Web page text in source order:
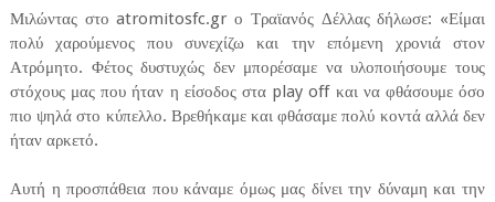
Μιλώντας στο atromitosfc.gr ο Τραϊανός Δέλλας δήλωσε: «Είμαι
πολύ χαρούμενος που συνεχίζω και την επόμενη χρονιά στον
Ατρόμητο. Φέτος δυστυχώς δεν μπορέσαμε να υλοποιήσουμε τους
στόχους μας που ήταν η είσοδος στα play off και να φθάσουμε όσο
πιο ψηλά στο κύπελλο. Βρεθήκαμε και φθάσαμε πολύ κοντά αλλά δεν
ήταν αρκετό.
Αυτή η προσπάθεια που κάναμε όμως μας δίνει την δύναμη και την